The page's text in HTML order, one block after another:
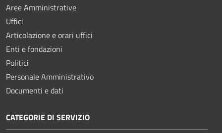
Aree Amministrative
Uffici
Articolazione e orari uffici
Enti e fondazioni
Politici
Personale Amministrativo
Documenti e dati
CATEGORIE DI SERVIZIO